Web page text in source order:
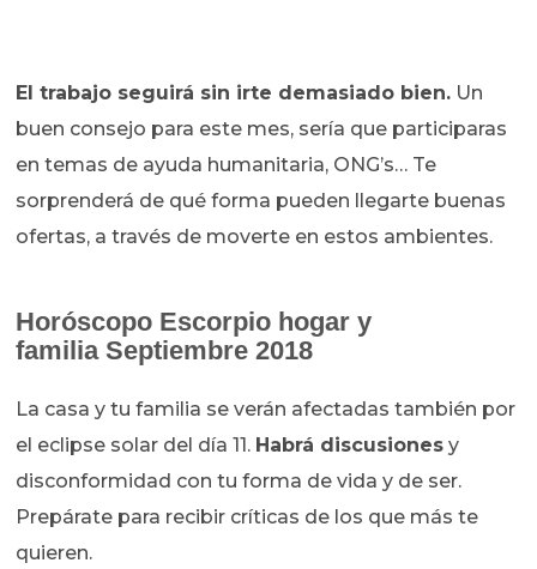
El trabajo seguirá sin irte demasiado bien. Un
buen consejo para este mes, sería que participaras
en temas de ayuda humanitaria, ONG’s… Te
sorprenderá de qué forma pueden llegarte buenas
ofertas, a través de moverte en estos ambientes.
Horóscopo Escorpio hogar y
familia Septiembre 2018
La casa y tu familia se verán afectadas también por
el eclipse solar del día 11. Habrá discusiones y
disconformidad con tu forma de vida y de ser.
Prepárate para recibir críticas de los que más te
quieren.